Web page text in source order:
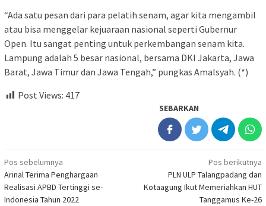
“Ada satu pesan dari para pelatih senam, agar kita mengambil
atau bisa menggelar kejuaraan nasional seperti Gubernur
Open. Itu sangat penting untuk perkembangan senam kita.
Lampung adalah 5 besar nasional, bersama DKI Jakarta, Jawa
Barat, Jawa Timur dan Jawa Tengah,” pungkas Amalsyah. (*)
Post Views: 417
SEBARKAN
Navigasi
pos
Pos sebelumnya
Arinal Terima Penghargaan
Realisasi APBD Tertinggi se-
Indonesia Tahun 2022
Pos berikutnya
PLN ULP Talangpadang dan
Kotaagung Ikut Memeriahkan HUT
Tanggamus Ke-26